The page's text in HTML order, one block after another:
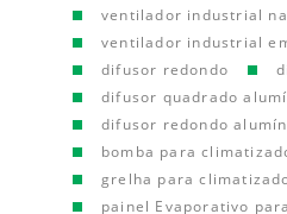
ventilador industrial
ventilador industrial
difusor redondo
difusor quadrado
difusor redondo
bomba para
grelha para
painel Evaporativo